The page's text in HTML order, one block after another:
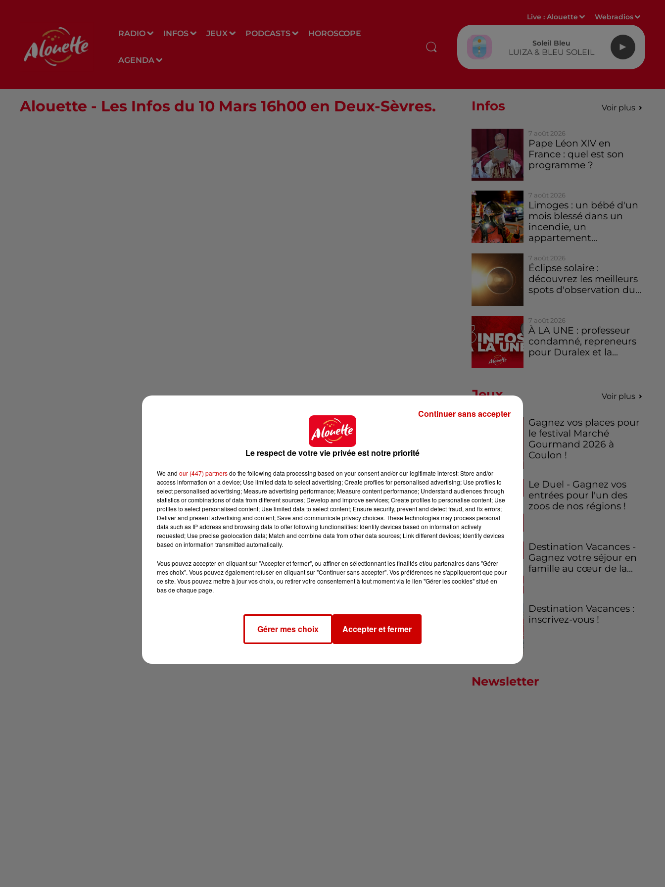
RADIO INFOS JEUX PODCASTS HOROSCOPE
AGENDA
Live :Alouette Webradios
Soleil Bleu
LUIZA & BLEU SOLEIL
Alouette - Les Infos du 10 Mars 16h00 en Deux-Sèvres. Infos Voir plus
7 août 2026
Pape Léon XIV en
France : quel est son
programme ?
7 août 2026
Limoges : un bébé d'un
mois blessé dans un
incendie, un
appartement...
7 août 2026
Éclipse solaire :
découvrez les meilleurs
spots d'observation du...
7 août 2026
À LA UNE : professeur
condamné, repreneurs
pour Duralex et la...
Jeux Voir plus
Gagnez vos places pour
le festival Marché
Gourmand 2026 à
Coulon !
Le Duel - Gagnez vos
entrées pour l'un des
zoos de nos régions !
Destination Vacances -
Gagnez votre séjour en
famille au cœur de la...
Destination Vacances :
inscrivez-vous !
Newsletter
Le respect de votre vie privée est notre priorité
We and our (447) partnersdo the following data processing based on your consent and/or our legitimate interest: Store and/or
access information on a device; Use limited data to select advertising; Create profiles for personalised advertising; Use profiles to
select personalised advertising; Measure advertising performance; Measure content performance; Understand audiences through
statistics or combinations of data from different sources; Develop and improve services; Create profiles to personalise content; Use
profiles to select personalised content; Use limited data to select content; Ensure security, prevent and detect fraud, and fix errors;
Deliver and present advertising and content; Save and communicate privacy choices. These technologies may process personal
data such as IP address and browsing data to offer following functionalities: Identify devices based on information actively
requested; Use precise geolocation data; Match and combine data from other data sources; Link different devices; Identify devices
based on information transmitted automatically.
Vous pouvez accepter en cliquant sur "Accepter et fermer", ou affiner en sélectionnant les finalités et/ou partenaires dans "Gérer
mes choix". Vous pouvez également refuser en cliquant sur "Continuer sans accepter". Vos préférences ne s'appliqueront que pour
ce site. Vous pouvez mettre à jour vos choix, ou retirer votre consentement à tout moment via le lien "Gérer les cookies" situé en
bas de chaque page.
Gérer mes choix Accepter et fermer
Continuer sans accepter